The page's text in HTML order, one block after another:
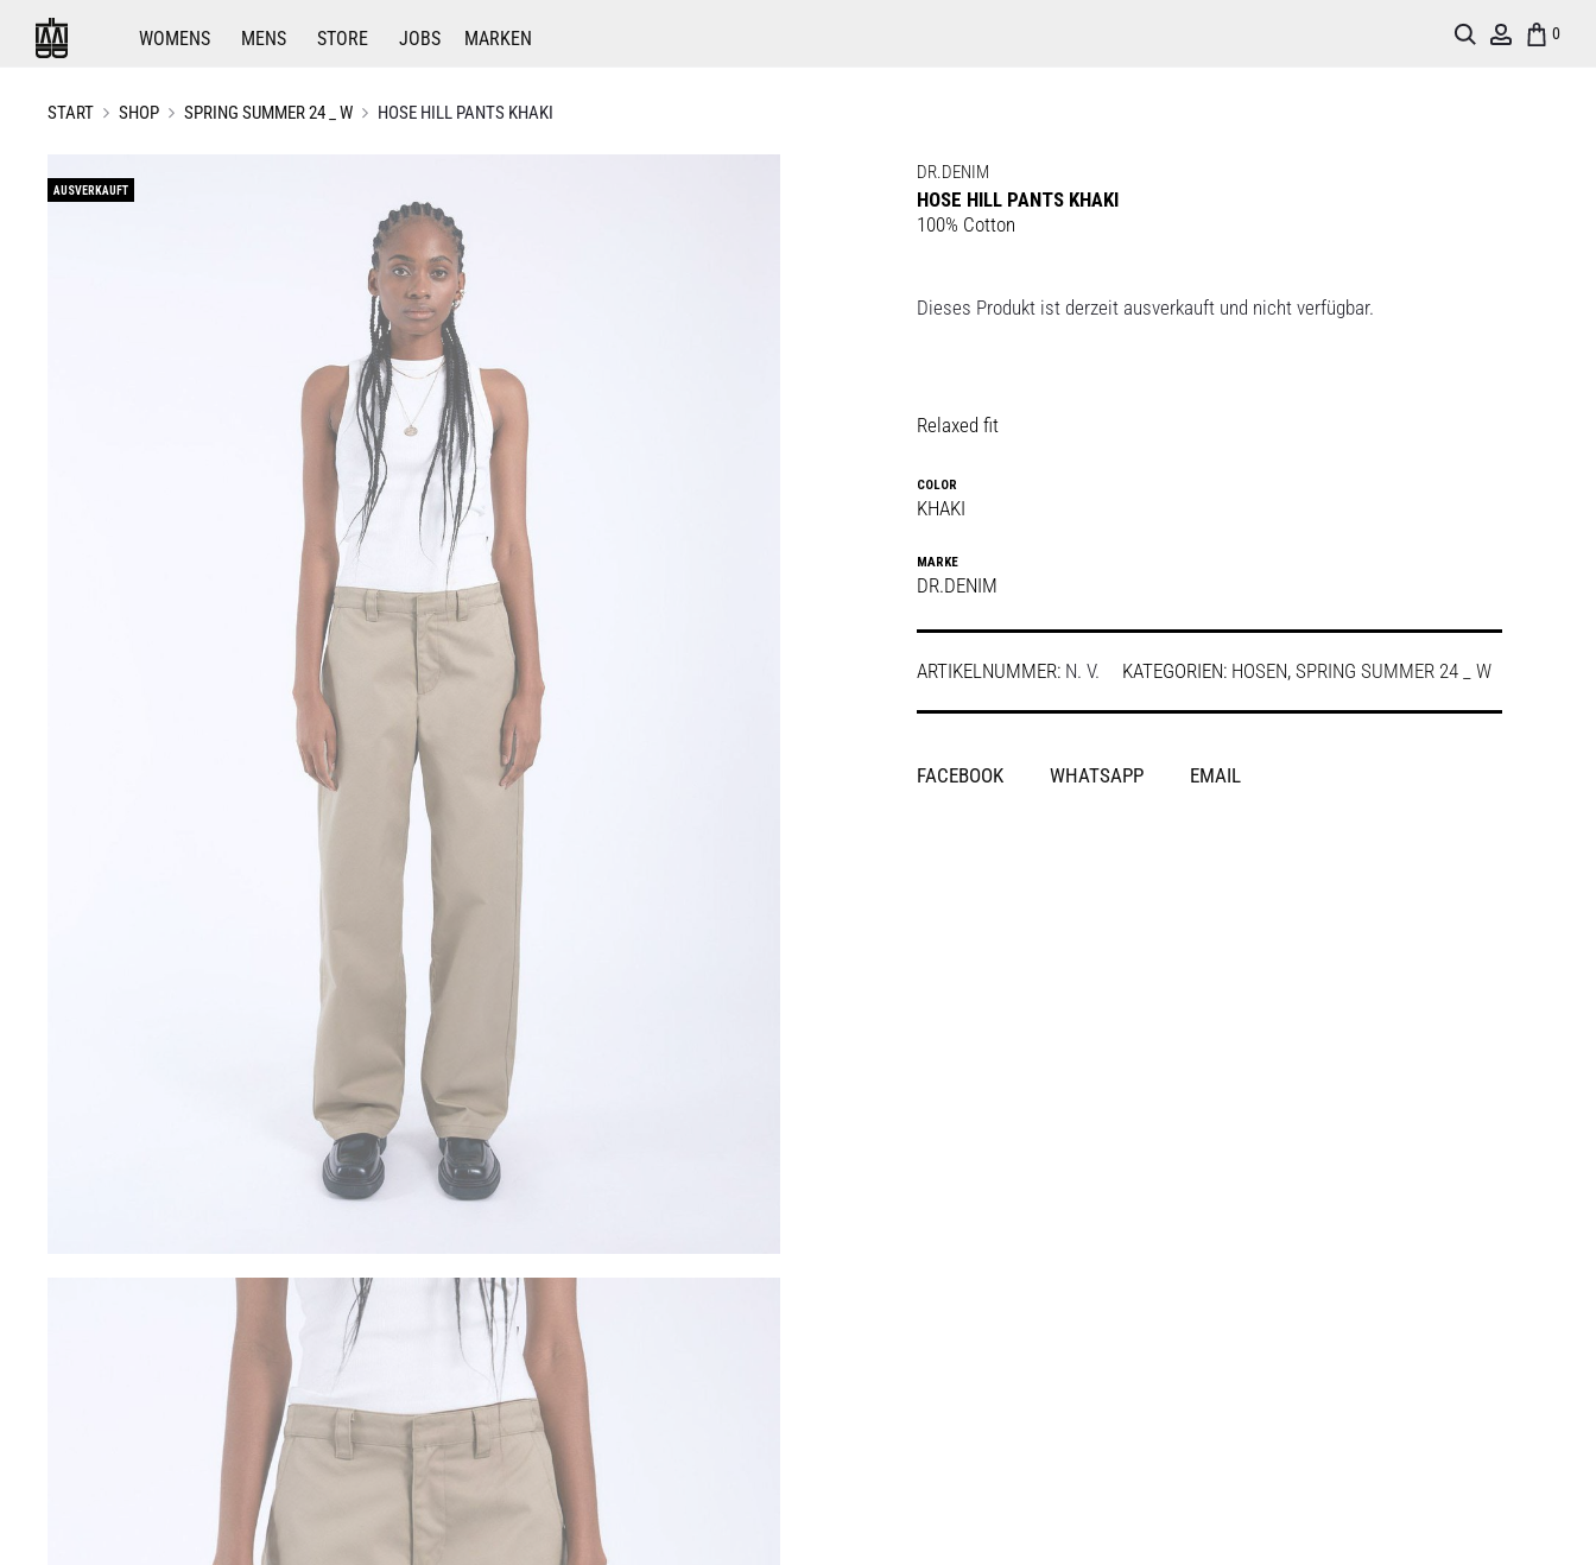
WOMENS MENS STORE JOBS MARKEN 0
Account
Search
START SHOP SPRING SUMMER 24 _ W HOSE HILL PANTS KHAKI
AUSVERKAUFT
DR.DENIM
HOSE HILL PANTS KHAKI
100% Cotton
Dieses Produkt ist derzeit ausverkauft und nicht verfügbar.
Relaxed fit
COLOR
KHAKI
MARKE
DR.DENIM
ARTIKELNUMMER: N. V. KATEGORIEN: HOSEN, SPRING SUMMER 24 _ W
SHARE
FACEBOOK WHATSAPP EMAIL